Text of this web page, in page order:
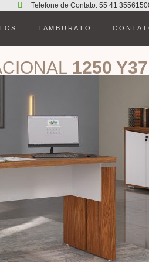
Telefone de Contato: 55 41
TAMBURATO
1250 Y37